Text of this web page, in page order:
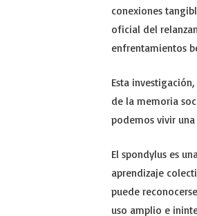
conexiones
oficial del
enfrentamientos
Esta
de la memoria
podemos vivir
El spondylus es
aprendizaje
puede
uso amplio e